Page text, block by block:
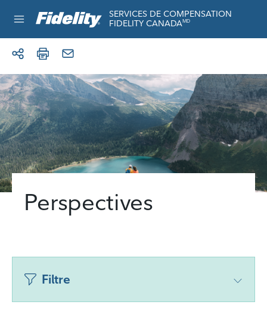
SERVICES DE COMPENSATION
FIDELITY CANADAMD
Perspectives
Filtre